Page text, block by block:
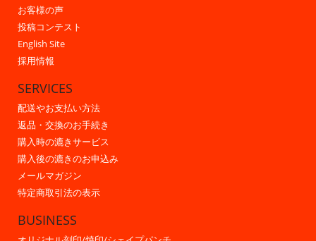
お客様の声
投稿コンテスト
English Site
採用情報
SERVICES
配送やお支払い方法
返品・交換のお手続き
購入時の漉きサービス
購入後の漉きのお申込み
メールマガジン
特定商取引法の表示
BUSINESS